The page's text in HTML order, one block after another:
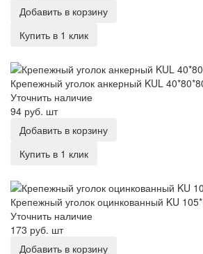
Добавить в корзину
Купить в 1 клик
Крепежный уголок анкерный KUL
Уточнить наличие
94 руб. шт
Добавить в корзину
Купить в 1 клик
Крепежный уголок оцинкованный KU
Уточнить наличие
173 руб. шт
Добавить в корзину